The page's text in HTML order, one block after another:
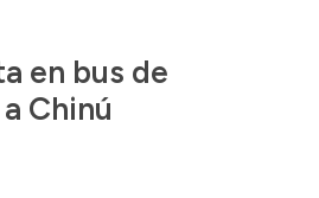
en bus de
Chinú